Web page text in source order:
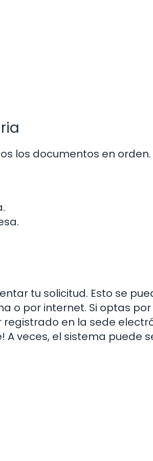
los documentos en orden.
tu solicitud. Esto se
o por internet. Si optas
en la sede
A veces, el sistema puede